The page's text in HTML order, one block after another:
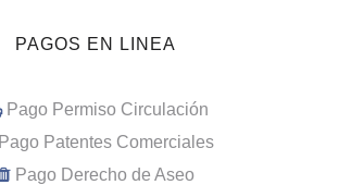
PAGOS EN LINEA
Pago Permiso Circulación
Pago Patentes Comerciales
Pago Derecho de Aseo